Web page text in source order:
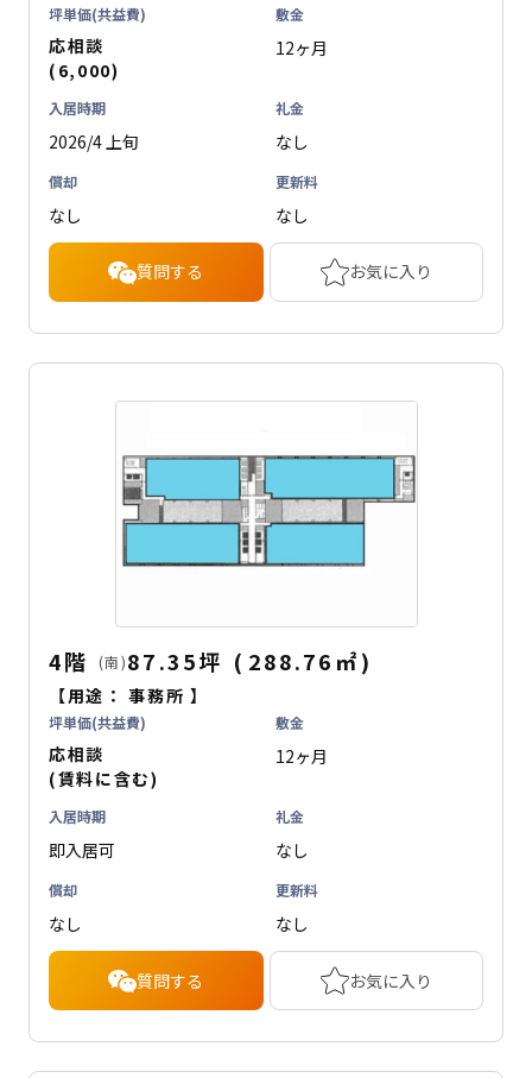
坪単価(共益費)
応相談
(6,000)
敷金
12ヶ月
入居時期
2026/4 上旬
礼金
なし
償却
なし
更新料
なし
質問する お気に入り
4階 (南)87.35坪 ( 288.76 ㎡)
【用途：事務所 】
坪単価(共益費)
応相談
(賃料に含む)
敷金
12ヶ月
入居時期
即入居可
礼金
なし
償却
なし
更新料
なし
質問する お気に入り